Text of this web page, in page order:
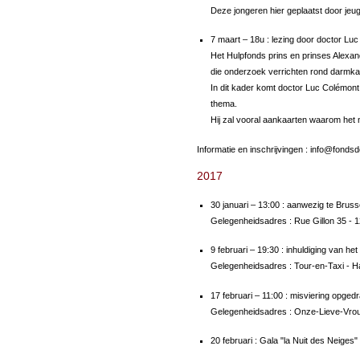
Deze jongeren hier geplaatst door
7 maart – 18u : lezing door doctor
Het Hulpfonds prins en prinses
die onderzoek verrichten rond
In dit kader komt doctor Luc
thema.
Hij zal vooral aankaarten waarom het
Informatie en inschrijvingen : info@
2017
30 januari – 13:00 : aanwezig te
Gelegenheidsadres : Rue Gillon 35 -
9 februari – 19:30 : inhuldiging van
Gelegenheidsadres : Tour-en-Taxi -
17 februari – 11:00 : misviering
Gelegenheidsadres : Onze-Lieve-
20 februari : Gala "la Nuit des